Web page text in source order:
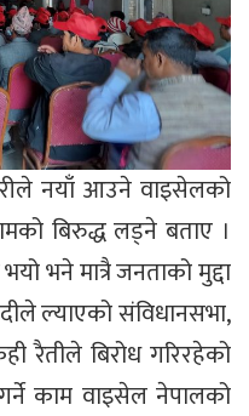
नयाँ आउने वाइसेलको
बिरुद्ध लड्ने बताए ।
भने मात्रै जनताको मुद्दा
ल्याएको संविधानसभा,
रैतीले बिरोध गरिरहेको
काम वाइसेल नेपालको